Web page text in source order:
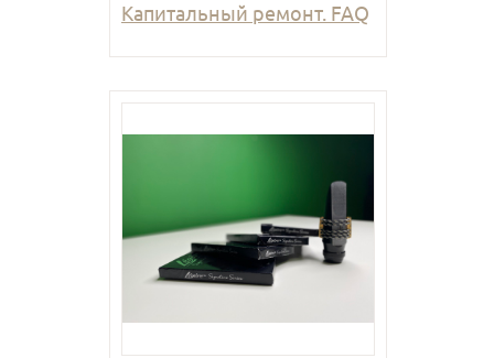
Капитальный ремонт. FAQ